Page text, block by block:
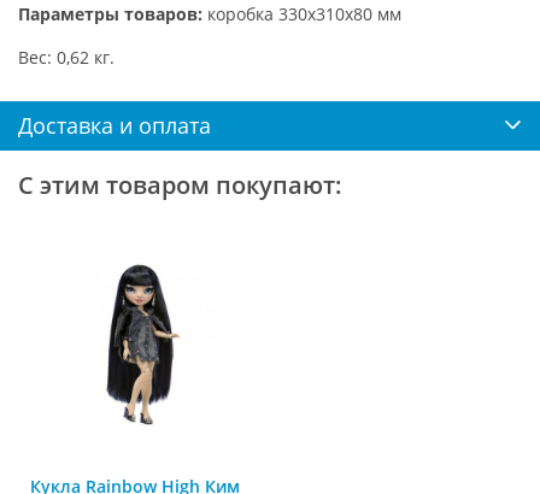
Параметры товаров: коробка 330х310х80 мм
Вес: 0,62 кг.
Доставка и оплата
С этим товаром покупают:
Кукла Rainbow High Ким